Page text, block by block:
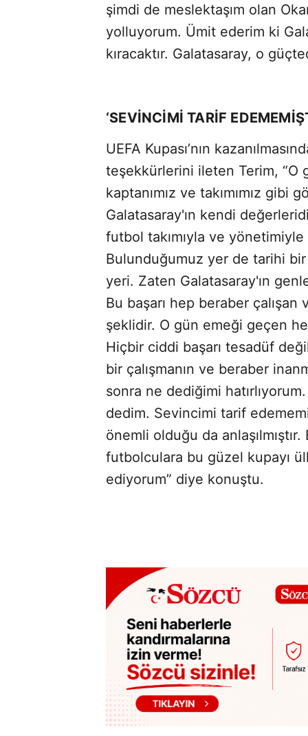
şimdi de meslektaşım olan
yolluyorum. Ümit ederim ki
kıracaktır. Galatasaray, o
‘SEVİNCİMİ TARİF
UEFA Kupası’nın
teşekkürlerini ileten Terim, “O
kaptanımız ve takımımız gibi
Galatasaray'ın kendi
futbol takımıyla ve yönetimiyle
Bulunduğumuz yer de tarihi
yeri. Zaten Galatasaray'ın
Bu başarı hep beraber
şeklidir. O gün emeği geçen
Hiçbir ciddi başarı tesadüf
bir çalışmanın ve beraber
sonra ne dediğimi
dedim. Sevincimi tarif
önemli olduğu da
futbolculara bu güzel kupayı
ediyorum” diye konuştu.